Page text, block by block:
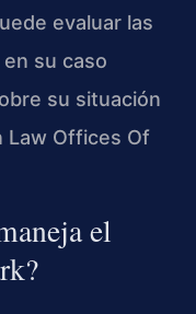
evaluar las
su caso
su situación
Law Offices Of
el